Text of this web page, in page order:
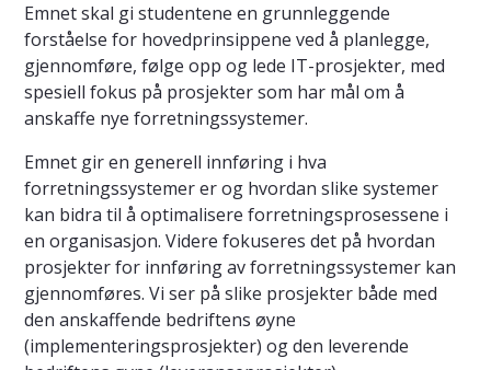
Emnet skal gi studentene en grunnleggende
forståelse for hovedprinsippene ved å planlegge,
gjennomføre, følge opp og lede IT-prosjekter, med
spesiell fokus på prosjekter som har mål om å
anskaffe nye forretningssystemer.
Emnet gir en generell innføring i hva
forretningssystemer er og hvordan slike systemer
kan bidra til å optimalisere forretningsprosessene i
en organisasjon. Videre fokuseres det på hvordan
prosjekter for innføring av forretningssystemer kan
gjennomføres. Vi ser på slike prosjekter både med
den anskaffende bedriftens øyne
(implementeringsprosjekter) og den leverende